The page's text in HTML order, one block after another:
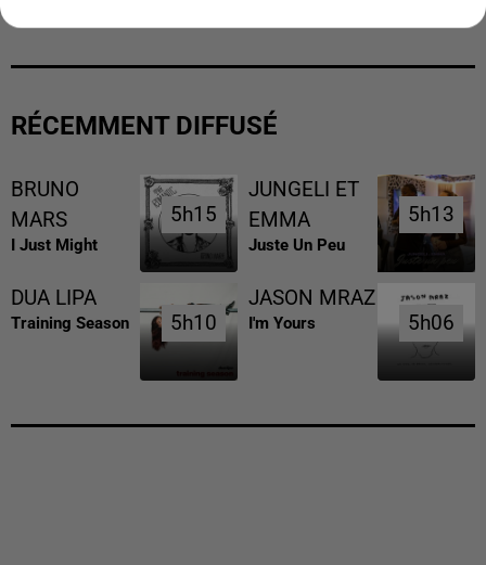
RÉCEMMENT DIFFUSÉ
BRUNO
MARS
I Just Might
5h15
5h15
JUNGELI ET
EMMA
Juste Un Peu
5h13
5h13
DUA LIPA
Training Season 5h10
5h10
JASON MRAZ
I'm Yours 5h06
5h06